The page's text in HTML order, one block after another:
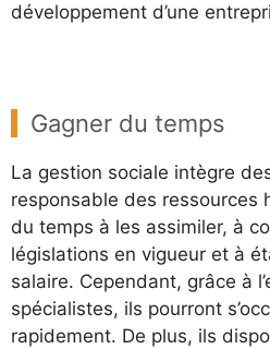
développement d’une
Gagner du temps
La gestion sociale intègre
responsable des ressources
du temps à les assimiler, à
législations en vigueur et à
salaire. Cependant, grâce à
spécialistes, ils pourront
rapidement. De plus, ils